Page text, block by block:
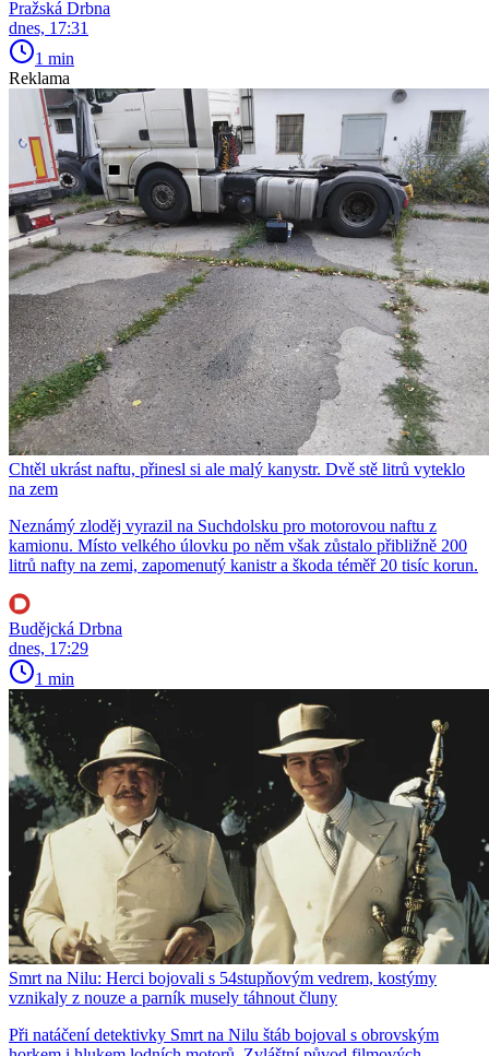
Pražská Drbna
dnes, 17:31
1 min
Reklama
Chtěl ukrást naftu, přinesl si ale malý kanystr. Dvě stě litrů vyteklo
na zem
Neznámý zloděj vyrazil na Suchdolsku pro motorovou naftu z
kamionu. Místo velkého úlovku po něm však zůstalo přibližně 200
litrů nafty na zemi, zapomenutý kanistr a škoda téměř 20 tisíc korun.
Budějcká Drbna
dnes, 17:29
1 min
Smrt na Nilu: Herci bojovali s 54stupňovým vedrem, kostýmy
vznikaly z nouze a parník musely táhnout čluny
Při natáčení detektivky Smrt na Nilu štáb bojoval s obrovským